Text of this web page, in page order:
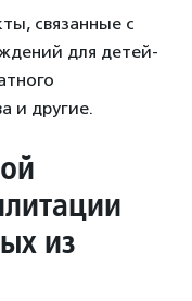
связанные с
для детей-
и другие.
из